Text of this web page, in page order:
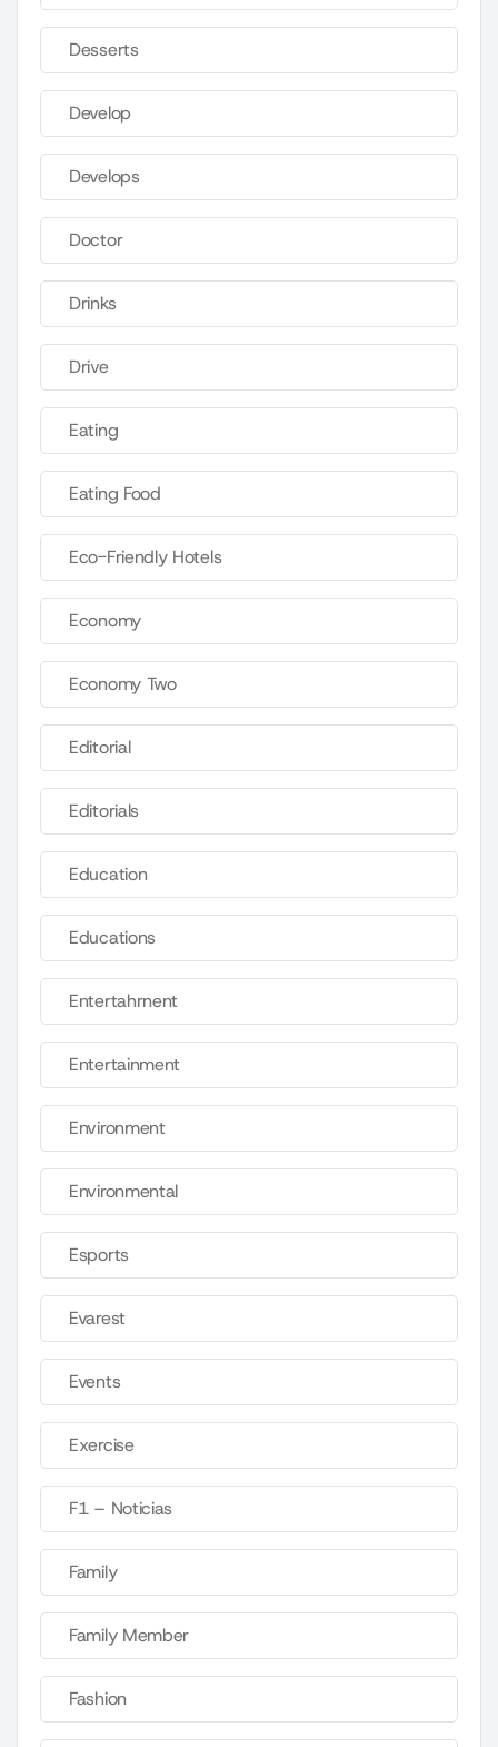
Desserts
Develop
Develops
Doctor
Drinks
Drive
Eating
Eating Food
Eco-Friendly Hotels
Economy
Economy Two
Editorial
Editorials
Education
Educations
Entertahrnent
Entertainment
Environment
Environmental
Esports
Evarest
Events
Exercise
F1 – Noticias
Family
Family Member
Fashion